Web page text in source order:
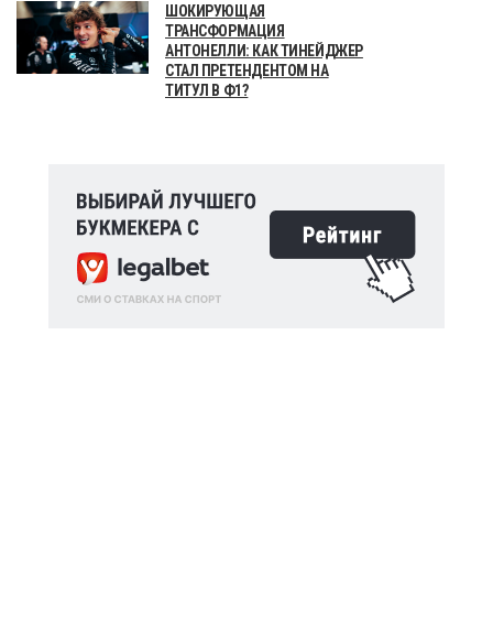
ШОКИРУЮЩАЯ
ТРАНСФОРМАЦИЯ
АНТОНЕЛЛИ: КАК ТИНЕЙДЖЕР
СТАЛ ПРЕТЕНДЕНТОМ НА
ТИТУЛ В Ф1?